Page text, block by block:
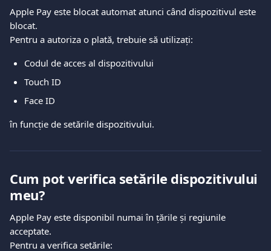
Apple Pay este blocat automat atunci când dispozitivul este
blocat.
Pentru a autoriza o plată, trebuie să utilizați:
Codul de acces al dispozitivului
Touch ID
Face ID
în funcție de setările dispozitivului.
Cum pot verifica setările dispozitivului
meu?
Apple Pay este disponibil numai în țările și regiunile
acceptate.
Pentru a verifica setările: